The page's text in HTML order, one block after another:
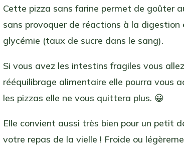
Cette pizza sans farine permet de goûter
sans provoquer de réactions à la
glycémie (taux de sucre dans le sang).
Si vous avez les intestins fragiles vous
rééquilibrage alimentaire elle pourra vous
les pizzas elle ne vous quittera plus. 😀
Elle convient aussi très bien pour un petit
votre repas de la vielle ! Froide ou